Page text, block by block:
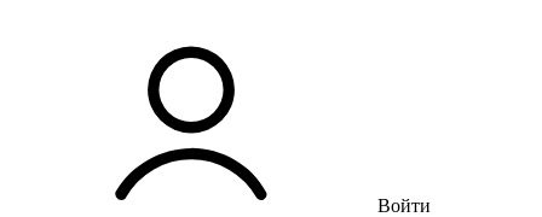
Войти